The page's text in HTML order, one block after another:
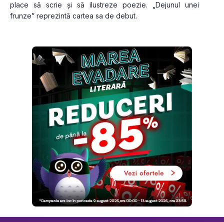
place să scrie și să ilustreze poezie. „Dejunul unei
frunze” reprezintă cartea sa de debut.